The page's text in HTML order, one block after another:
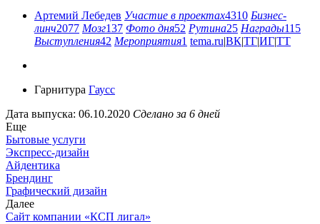
Артемий Лебедев Участие в проектах4310 Бизнес-
линч2077 Мозг137 Фото дня52 Рутина25 Награды115
Выступления42 Мероприятия1 tema.ruВКТГИГТТ
Гарнитура Гаусс
Дата выпуска: 06.10.2020 Сделано за 6 дней
Еще
Бытовые услуги
Экспресс-дизайн
Айдентика
Брендинг
Графический дизайн
Далее
Сайт компании «КСП лигал»